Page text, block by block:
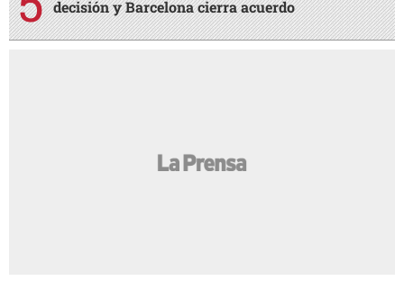
decisión y Barcelona cierra acuerdo